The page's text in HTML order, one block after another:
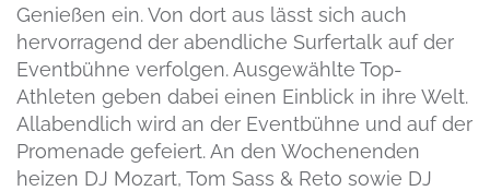
Genießen ein. Von dort aus lässt sich auch
hervorragend der abendliche Surfertalk auf der
Eventbühne verfolgen. Ausgewählte Top-
Athleten geben dabei einen Einblick in ihre Welt.
Allabendlich wird an der Eventbühne und auf der
Promenade gefeiert. An den Wochenenden
heizen DJ Mozart, Tom Sass & Reto sowie DJ